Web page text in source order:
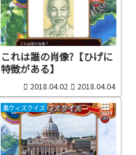
これは誰の肖像?【ひげに
特徴がある】
2018.04.02 2018.04.04
黒ウィズクイズ